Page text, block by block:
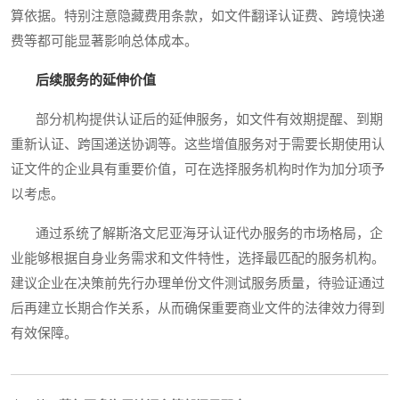
算依据。特别注意隐藏费用条款，如文件翻译认证费、跨境快递
费等都可能显著影响总体成本。
后续服务的延伸价值
部分机构提供认证后的延伸服务，如文件有效期提醒、到期
重新认证、跨国递送协调等。这些增值服务对于需要长期使用认
证文件的企业具有重要价值，可在选择服务机构时作为加分项予
以考虑。
通过系统了解斯洛文尼亚海牙认证代办服务的市场格局，企
业能够根据自身业务需求和文件特性，选择最匹配的服务机构。
建议企业在决策前先行办理单份文件测试服务质量，待验证通过
后再建立长期合作关系，从而确保重要商业文件的法律效力得到
有效保障。